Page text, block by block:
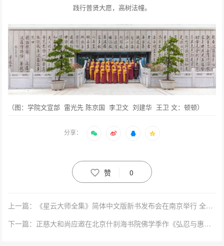
践行普贤大愿，高树法幢。
（图：学院文宣部 雷光先 陈京国 李卫文 刘建华 王卫 文：顿顿）
分享：
赞 0
上一篇：《星云大师全集》简体中文版新书发布会在南京举行 全集108卷
下一篇：正慈大和尚应邀在北京什刹海书院佛学季作《弘忍与惠能》讲座